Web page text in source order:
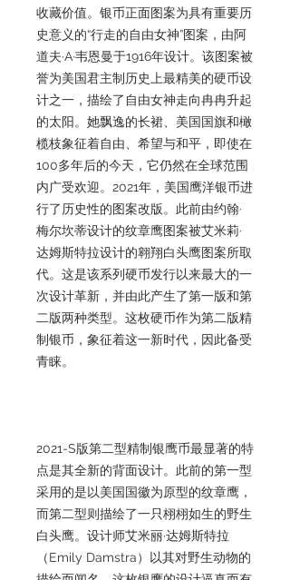
收藏价值。银币正面图案为具有重要历
史意义的“行走的自由女神”图案，由阿
道夫·A·韦恩曼于1916年设计。该图案被
誉为美国君主制历史上最精美的硬币设
计之一，描绘了自由女神走向冉冉升起
的太阳。她飘逸的长裙、美国国旗和橄
榄枝象征着自由、希望与和平，即使在
100多年后的今天，它仍然在全球范围
内广受欢迎。2021年，美国鹰洋银币进
行了历史性的图案改版。此前由约翰·
梅尔坎蒂设计的纹章鹰图案被艾米莉·
达姆斯特拉设计的翱翔白头鹰图案所取
代。这是该系列硬币发行以来最大的一
次设计革新，并由此产生了第一版和第
二版两种类型。这枚硬币作为第二版精
制银币，象征着这一新时代，因此备受
青睐。
2021-S版第二型精制银鹰币最显著的特
点是其全新的背面设计。此前的第一型
采用的是以美国国徽为原型的纹章鹰，
而第二型则描绘了一只栩栩如生的野生
白头鹰。设计师艾米丽·达姆斯特拉
（Emily Damstra）以其对野生动物的